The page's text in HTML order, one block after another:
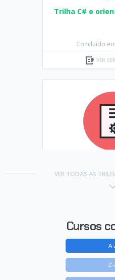
Trilha C# e
Concluído
VER
Cloud
VER TODAS AS
Cursos
A-
Z-